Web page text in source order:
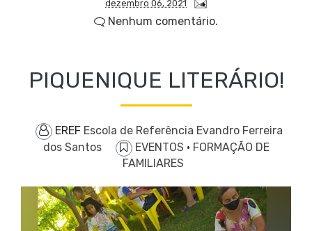
dezembro 06, 2021
Nenhum comentário.
PIQUENIQUE LITERÁRIO!
EREF Escola de Referência Evandro Ferreira
dos Santos
EVENTOS · FORMAÇÃO DE
FAMILIARES